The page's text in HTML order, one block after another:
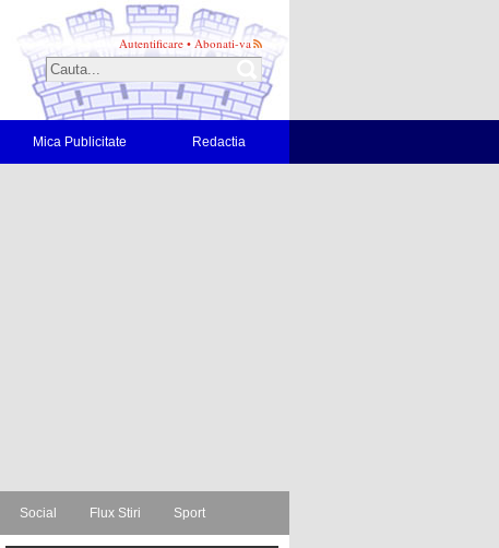
Autentificare • Abonati-va
Mica Publicitate Redactia
Social Flux Stiri Sport